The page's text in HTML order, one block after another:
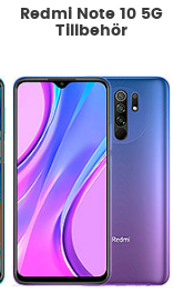
Redmi Note 10 5G
Tillbehör